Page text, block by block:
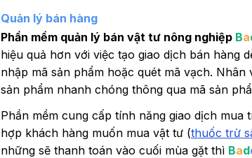
Quản lý bán hàng
Phần mềm quản lý bán vật tư nông nghiệp Ba
hiệu quả hơn với việc tạo giao dịch bán hàng
nhập mã sản phẩm hoặc quét mã vạch. Nhân
sản phẩm nhanh chóng thông qua mã sản
Phần mềm cung cấp tính năng giao dịch mua
hợp khách hàng muốn mua vật tư (thuốc trừ
những sẽ thanh toán vào cuối mùa gặt thì Bad